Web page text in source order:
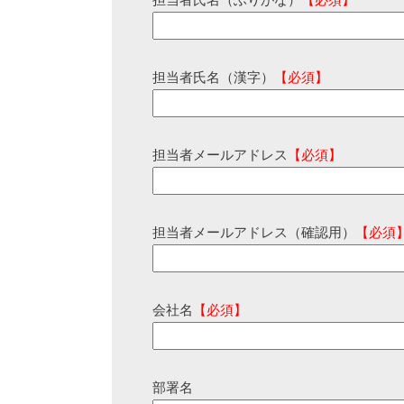
担当者氏名（漢字） 【必須】
担当者メールアドレス 【必須】
担当者メールアドレス（確認用） 【必須
会社名 【必須】
部署名